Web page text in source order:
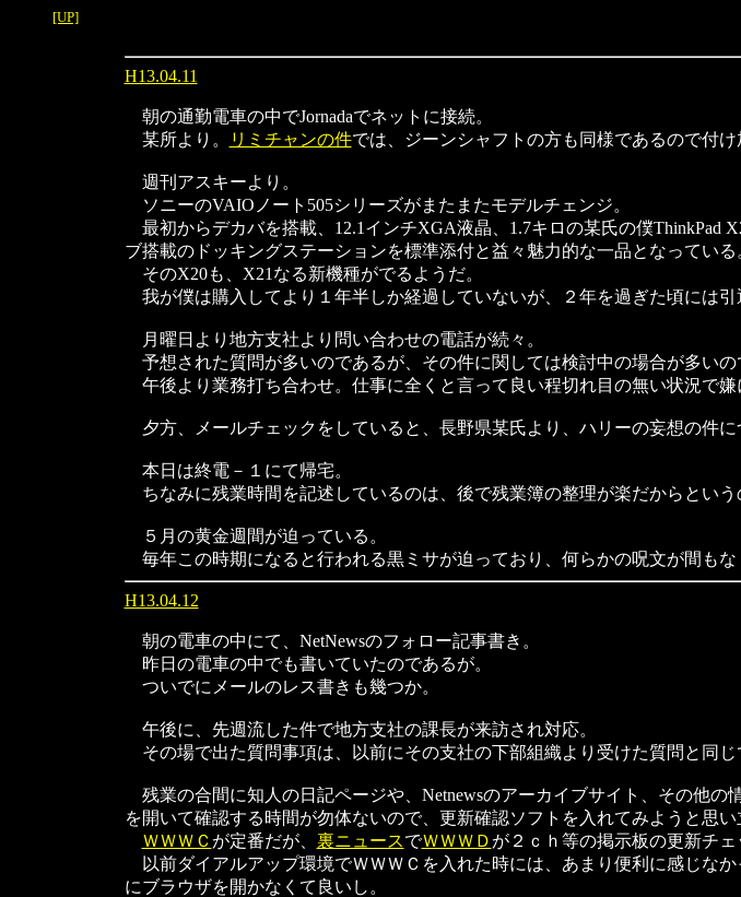
[UP]
H13.04.11
朝の通勤電車の中でJornadaでネットに接続。
某所より。
リミチャンの件では、ジーンシャフトの方も同様であるので付け
週刊アスキーより。
ソニーのVAIOノート505シリーズがまたまたモデルチェンジ。
最初からデカバを搭載、12.1インチXGA液晶、1.7キロの某氏の僕ThinkPad
ブ搭載のドッキングステーションを標準添付と益々魅力的な一品となっている
そのX20も、X21なる新機種がでるようだ。
我が僕は購入してより１年半しか経過していないが、２年を過ぎた頃には引
月曜日より地方支社より問い合わせの電話が続々。
予想された質問が多いのであるが、その件に関しては検討中の場合が多いの
午後より業務打ち合わせ。仕事に全くと言って良い程切れ目の無い状況で嫌
夕方、メールチェックをしていると、長野県某氏より、ハリーの妄想の件
本日は終電－１にて帰宅。
ちなみに残業時間を記述しているのは、後で残業簿の整理が楽だからという
５月の黄金週間が迫っている。
毎年この時期になると行われる黒ミサが迫っており、何らかの呪文が間も
H13.04.12
朝の電車の中にて、NetNewsのフォロー記事書き。
昨日の電車の中でも書いていたのであるが。
ついでにメールのレス書きも幾つか。
午後に、先週流した件で地方支社の課長が来訪され対応。
その場で出た質問事項は、以前にその支社の下部組織より受けた質問と同
残業の合間に知人の日記ページや、Netnewsのアーカイブサイト、その他
を開いて確認する時間が勿体ないので、更新確認ソフトを入れてみようと思い
ＷＷＷＣ が定番だが、 裏ニュースでＷＷＷＤ が２ｃｈ等の掲示板の更新チ
以前ダイアルアップ環境でＷＷＷＣを入れた時には、あまり便利に感じな
にブラウザを開かなくて良いし。